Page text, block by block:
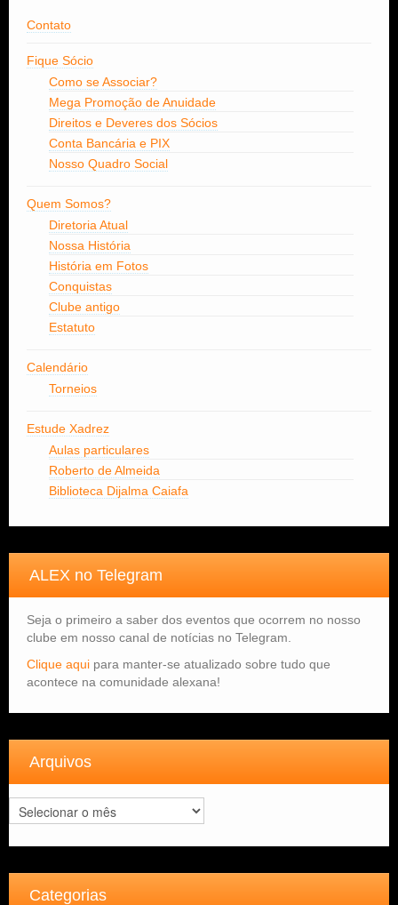
Contato
Fique Sócio
Como se Associar?
Mega Promoção de Anuidade
Direitos e Deveres dos Sócios
Conta Bancária e PIX
Nosso Quadro Social
Quem Somos?
Diretoria Atual
Nossa História
História em Fotos
Conquistas
Clube antigo
Estatuto
Calendário
Torneios
Estude Xadrez
Aulas particulares
Roberto de Almeida
Biblioteca Dijalma Caiafa
ALEX no Telegram
Seja o primeiro a saber dos eventos que ocorrem no nosso
clube em nosso canal de notícias no Telegram.
Clique aqui para manter-se atualizado sobre tudo que
acontece na comunidade alexana!
Arquivos
Arquivos
Categorias